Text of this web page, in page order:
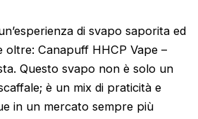
di svapo saporita ed
oltre: Canapuff HHCP Vape –
Questo svapo non è solo un
è un mix di praticità e
in un mercato sempre più